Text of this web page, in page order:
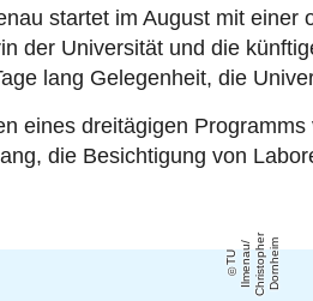
startet im August mit
der Universität und die
lang Gelegenheit, die
eines dreitägigen
die Besichtigung von
T
U
Il
m
e
n
a
u /
C
h
ri
s
t
o
p
h e
r
D
o
r
n
h
ei m